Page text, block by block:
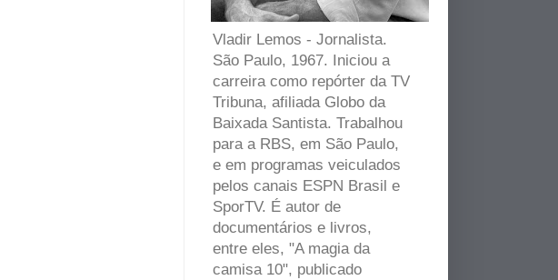
Vladir Lemos - Jornalista.
São Paulo, 1967. Iniciou a
carreira como repórter da TV
Tribuna, afiliada Globo da
Baixada Santista. Trabalhou
para a RBS, em São Paulo,
e em programas veiculados
pelos canais ESPN Brasil e
SporTV. É autor de
documentários e livros,
entre eles, "A magia da
camisa 10", publicado